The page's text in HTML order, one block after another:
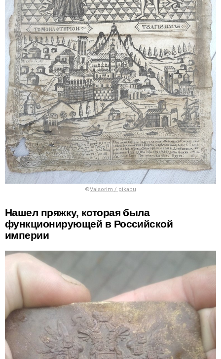
©Valsorim / pikabu
Нашел пряжку, которая была
функционирующей в Российской
империи